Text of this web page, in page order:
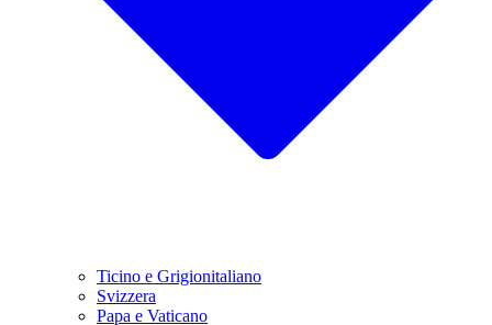
Ticino e Grigionitaliano
Svizzera
Papa e Vaticano